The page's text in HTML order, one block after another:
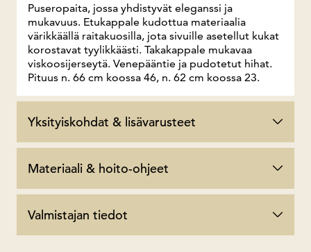
Puseropaita, jossa yhdistyvät eleganssi ja
mukavuus. Etukappale kudottua materiaalia
värikkäällä raitakuosilla, jota sivuille asetellut kukat
korostavat tyylikkäästi. Takakappale mukavaa
viskoosijerseytä. Venepääntie ja pudotetut hihat.
Pituus n. 66 cm koossa 46, n. 62 cm koossa 23.
Yksityiskohdat & lisävarusteet
Materiaali & hoito-ohjeet
Valmistajan tiedot